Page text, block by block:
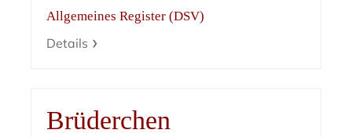
Allgemeines Register (DSV)
Details
Brüderchen